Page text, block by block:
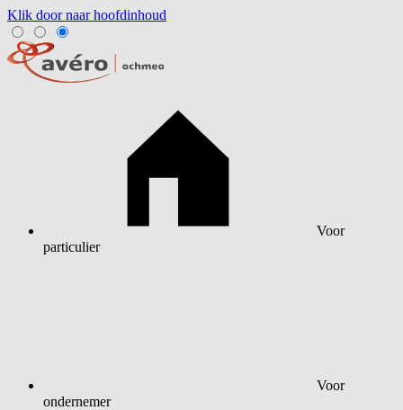
Klik door naar hoofdinhoud
Voor
particulier
Voor
ondernemer